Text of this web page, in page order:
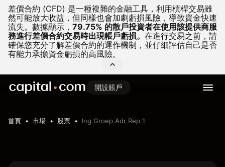
差價合約 (CFD) 是一種複雜的金融工具，利用槓桿交易雖
然可能放大收益，但同樣也會加劇虧損風險，導致資金快速
流失。 數據顯示， 79.75% 的散戶投資者在使用該提供商服
務進行差價合約交易時出現帳戶虧損。 在進行交易之前，請
確保您充分了解差價合約的運作機制，並仔細評估自己是否
有能力承擔資金虧損的高風險。
開設賬戶
首頁 市場 股票 Ing Groep Adr Rep 1